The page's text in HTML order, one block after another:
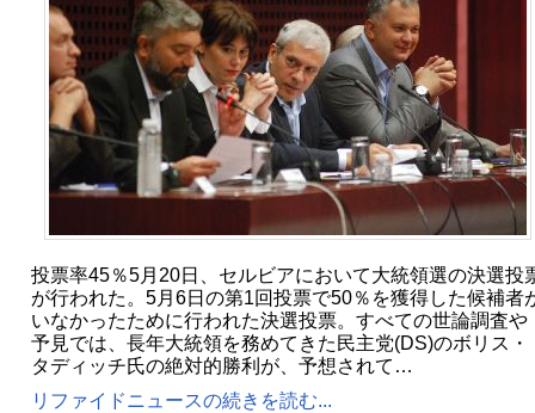
投票率45％5月20日、セルビアにおいて大統領選の決選投
が行われた。5月6日の第1回投票で50％を獲得した候補者
いなかったために行われた決選投票。すべての世論調査や
予見では、長年大統領を務めてきた民主党(DS)のボリス・
タディッチ氏の絶対的勝利が、予想されて…
リファイドニュースの続きを読む...